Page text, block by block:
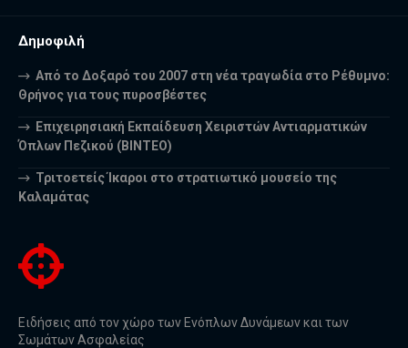
Δημοφιλή
Από το Δοξαρό του 2007 στη νέα τραγωδία στο Ρέθυμνο:
Θρήνος για τους πυροσβέστες
Επιχειρησιακή Εκπαίδευση Χειριστών Αντιαρματικών
Όπλων Πεζικού (ΒΙΝΤΕΟ)
Τριτοετείς Ίκαροι στο στρατιωτικό μουσείο της
Καλαμάτας
Ειδήσεις από τον χώρο των Ενόπλων Δυνάμεων και των
Σωμάτων Ασφαλείας